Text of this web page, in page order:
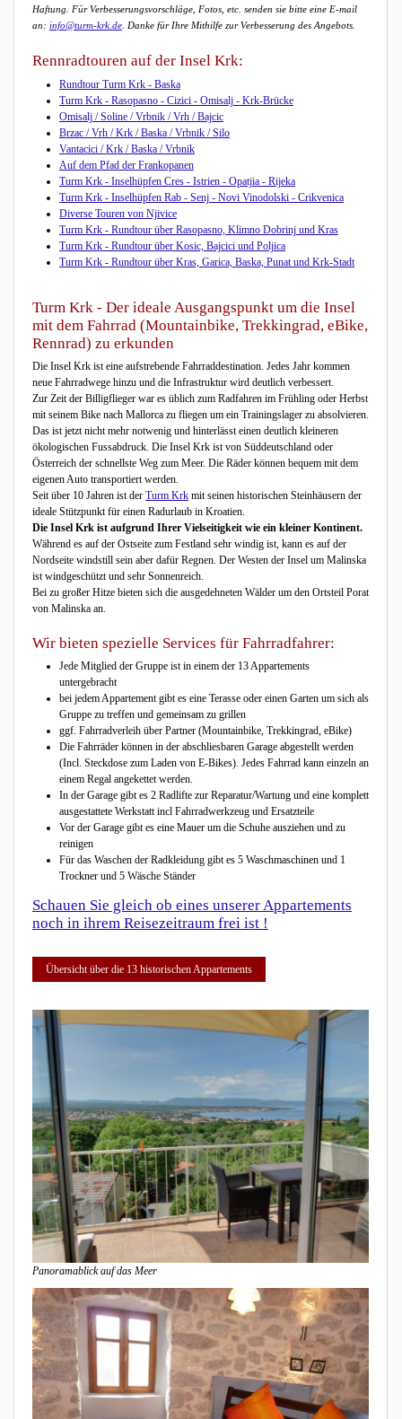
Haftung. Für Verbesserungsvorschläge, Fotos, etc. senden sie bitte eine E-mail
an: info@turm-krk.de . Danke für Ihre Mithilfe zur Verbesserung des Angebots.
Rennradtouren auf der Insel Krk:
Rundtour Turm Krk - Baska
Turm Krk - Rasopasno - Cizici - Omisalj - Krk-Brücke
Omisalj / Soline / Vrbnik / Vrh / Bajcic
Brzac / Vrh / Krk / Baska / Vrbnik / Silo
Vantacici / Krk / Baska / Vrbnik
Auf dem Pfad der Frankopanen
Turm Krk - Inselhüpfen Cres - Istrien - Opatjia - Rijeka
Turm Krk - Inselhüpfen Rab - Senj - Novi Vinodolski - Crikvenica
Diverse Touren von Njivice
Turm Krk - Rundtour über Rasopasno, Klimno Dobrinj und Kras
Turm Krk - Rundtour über Kosic, Bajcici und Poljica
Turm Krk - Rundtour über Kras, Garica, Baska, Punat und Krk-Stadt
Turm Krk - Der ideale Ausgangspunkt um die Insel
mit dem Fahrrad (Mountainbike, Trekkingrad, eBike,
Rennrad) zu erkunden
Die Insel Krk ist eine aufstrebende Fahrraddestination. Jedes Jahr kommen
neue Fahrradwege hinzu und die Infrastruktur wird deutlich verbessert.
Zur Zeit der Billigflieger war es üblich zum Radfahren im Frühling oder Herbst
mit seinem Bike nach Mallorca zu fliegen um ein Trainingslager zu absolvieren.
Das ist jetzt nicht mehr notwenig und hinterlässt einen deutlich kleineren
ökologischen Fussabdruck. Die Insel Krk ist von Süddeutschland oder
Österreich der schnellste Weg zum Meer. Die Räder können bequem mit dem
eigenen Auto transportiert werden.
Seit über 10 Jahren ist der Turm Krk mit seinen historischen Steinhäusern der
ideale Stützpunkt für einen Radurlaub in Kroatien.
Die Insel Krk ist aufgrund Ihrer Vielseitigkeit wie ein kleiner Kontinent.
Während es auf der Ostseite zum Festland sehr windig ist, kann es auf der
Nordseite windstill sein aber dafür Regnen. Der Westen der Insel um Malinska
ist windgeschützt und sehr Sonnenreich.
Bei zu großer Hitze bieten sich die ausgedehneten Wälder um den Ortsteil Porat
von Malinska an.
Wir bieten spezielle Services für Fahrradfahrer:
Jede Mitglied der Gruppe ist in einem der 13 Appartements
untergebracht
bei jedem Appartement gibt es eine Terasse oder einen Garten um sich als
Gruppe zu treffen und gemeinsam zu grillen
ggf. Fahrradverleih über Partner (Mountainbike, Trekkingrad, eBike)
Die Fahrräder können in der abschliesbaren Garage abgestellt werden
(Incl. Steckdose zum Laden von E-Bikes). Jedes Fahrrad kann einzeln an
einem Regal angekettet werden.
In der Garage gibt es 2 Radlifte zur Reparatur/Wartung und eine komplett
ausgestattete Werkstatt incl Fahrradwerkzeug und Ersatzteile
Vor der Garage gibt es eine Mauer um die Schuhe ausziehen und zu
reinigen
Für das Waschen der Radkleidung gibt es 5 Waschmaschinen und 1
Trockner und 5 Wäsche Ständer
Schauen Sie gleich ob eines unserer Appartements
noch in ihrem Reisezeitraum frei ist !
Übersicht über die 13 historischen Appartements
Panoramablick auf das Meer